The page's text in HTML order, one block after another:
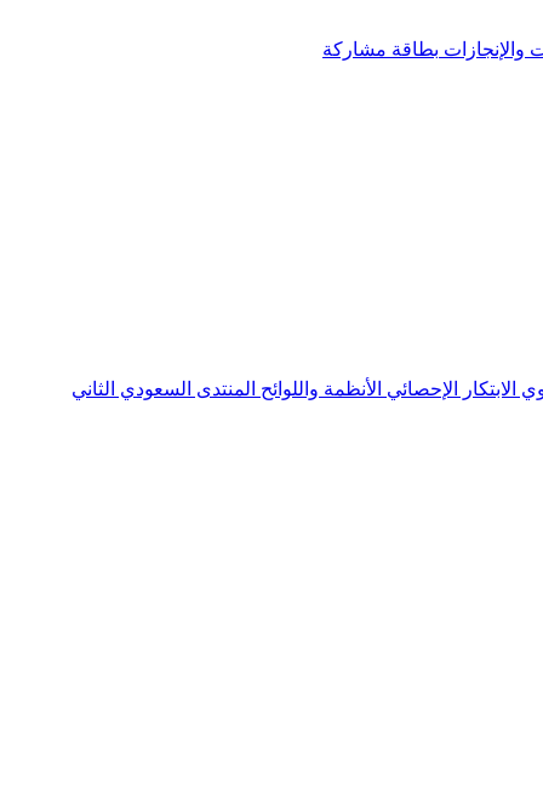
والإنجازات بطاقة مشاركة
الابتكار الإحصائي الأنظمة واللوائح المنتدى السعودي الثاني